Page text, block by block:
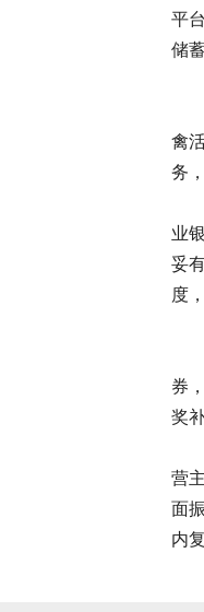
平
储
禽
务
业
妥
度
券
奖
营
面
内